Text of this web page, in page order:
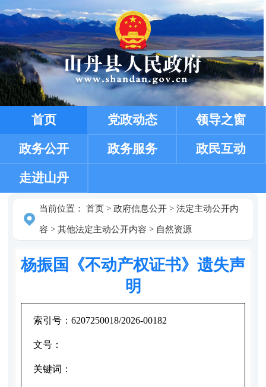
首页 党政动态 领导之窗
政务公开 政务服务 政民互动
走进山丹
当前位置： 首页> 政府信息公开> 法定主动公开内
容 > 其他法定主动公开内容 > 自然资源
杨振国《不动产权证书》遗失声
明
索引号： 6207250018/2026-00182
文号：
关键词：